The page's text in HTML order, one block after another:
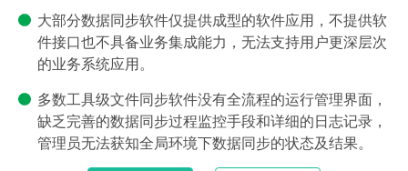
大部分数据同步软件仅提供成型的软件应用，不提供软
件接口也不具备业务集成能力，无法支持用户更深层次
的业务系统应用。
多数工具级文件同步软件没有全流程的运行管理界面，
缺乏完善的数据同步过程监控手段和详细的日志记录，
管理员无法获知全局环境下数据同步的状态及结果。